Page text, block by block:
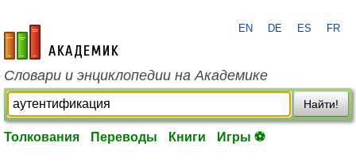
academic.ru
EN DE ES FR
Словари и энциклопедии на Академике
Найти!
Толкования Переводы Книги Игры ⚽